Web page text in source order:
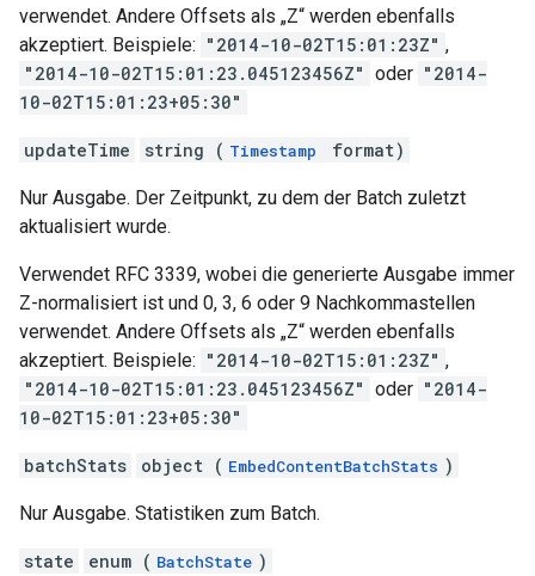
verwendet. Andere Offsets als „Z“ werden ebenfalls
akzeptiert. Beispiele: "2014-10-02T15:01:23Z" ,
"2014-10-02T15:01:23.045123456Z" oder "2014-
10-02T15:01:23+05:30"
updateTime string ( Timestamp format)
Nur Ausgabe. Der Zeitpunkt, zu dem der Batch zuletzt
aktualisiert wurde.
Verwendet RFC 3339, wobei die generierte Ausgabe immer
Z-normalisiert ist und 0, 3, 6 oder 9 Nachkommastellen
verwendet. Andere Offsets als „Z“ werden ebenfalls
akzeptiert. Beispiele: "2014-10-02T15:01:23Z" ,
"2014-10-02T15:01:23.045123456Z" oder "2014-
10-02T15:01:23+05:30"
batchStats object ( EmbedContentBatchStats )
Nur Ausgabe. Statistiken zum Batch.
state enum ( BatchState )